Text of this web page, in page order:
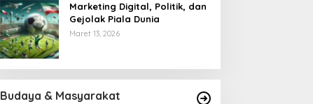
Marketing Digital, Politik, dan
Gejolak Piala Dunia
Maret 13, 2026
Budaya & Masyarakat